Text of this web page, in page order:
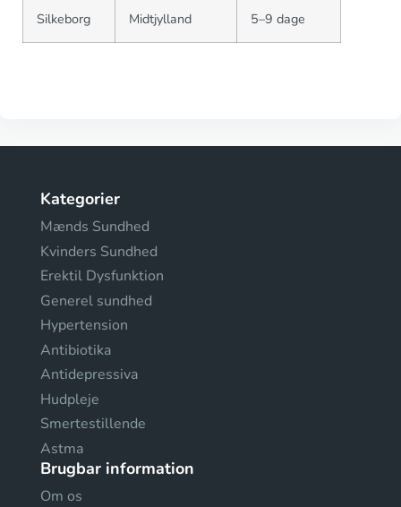
Silkeborg Midtjylland 5–9 dage
Kategorier
Mænds Sundhed
Kvinders Sundhed
Erektil Dysfunktion
Generel sundhed
Hypertension
Antibiotika
Antidepressiva
Hudpleje
Smertestillende
Astma
Brugbar information
Om os